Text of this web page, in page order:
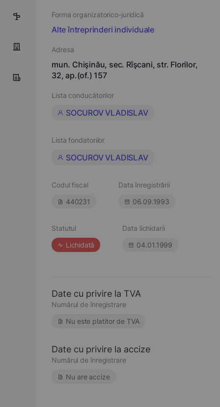
2
Forma organizatorico-juridică
Alte întreprinderi individuale
Adresa
mun. Chişinău, sec. Rîşcani, str. Florilor,
32, ap.(of.) 157
Lista conducătorilor
SOCUROV VLADISLAV
Lista fondatorilor
SOCUROV VLADISLAV
Codul fiscal
440231
Data înregistrării
06.09.1993
Statutul
Lichidată
Data lichidarii
04.01.1999
Date cu privire la TVA
Numărul de înregistrare
Nu este platitor de TVA
Date cu privire la accize
Numărul de înregistrare
Nu are accize